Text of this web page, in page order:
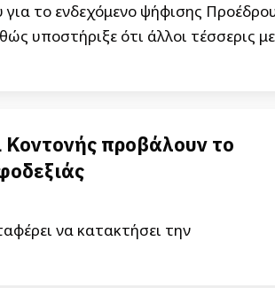
το ενδεχόμενο ψήφισης
υποστήριξε ότι άλλοι τέσσερις με
προβάλουν το
να κατακτήσει την